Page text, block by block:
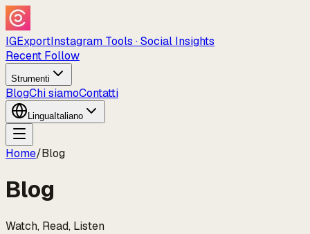
IGExportInstagram Tools · Social Insights
Recent Follow
Strumenti
BlogChi siamoContatti
LinguaItaliano
Home/Blog
Blog
Watch, Read, Listen